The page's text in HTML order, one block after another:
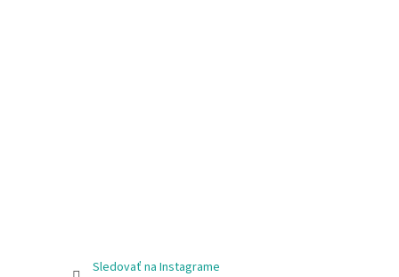
Sledovať na Instagrame